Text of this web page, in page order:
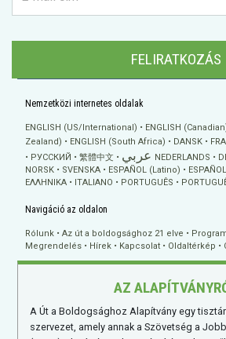
FELIRATKOZÁS
Nemzetközi internetes oldalak
ENGLISH (US/International) ENGLISH
Zealand)
ENGLISH (South Africa) DANSK
РУССКИЙ
繁體中文 عربي NEDERLANDS
NORSK
SVENSKA ESPAÑOL (Latino)
ΕΛΛΗΝΙΚA
ITALIANO PORTUGUÊS
Navigáció az oldalon
Rólunk Az út a boldogsághoz 21 elve
Megrendelés
Hírek Kapcsolat Oldaltérkép
AZ
A Út a Boldogsághoz Alapítvány egy
szervezet, amely annak a Szövetség a